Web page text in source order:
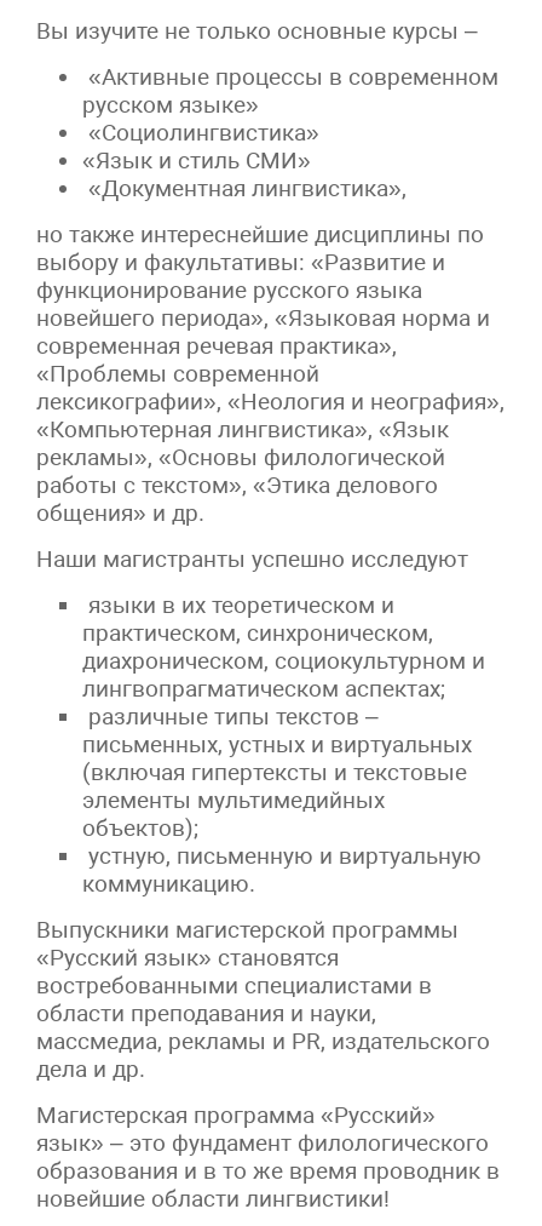
Вы изучите не только основные курсы –
«Активные процессы в современном
русском языке»
«Социолингвистика»
«Язык и стиль СМИ»
«Документная лингвистика»,
но также интереснейшие дисциплины по
выбору и факультативы: «Развитие и
функционирование русского языка
новейшего периода», «Языковая норма и
современная речевая практика»,
«Проблемы современной
лексикографии», «Неология и неография»,
«Компьютерная лингвистика», «Язык
рекламы», «Основы филологической
работы с текстом», «Этика делового
общения» и др.
Наши магистранты успешно исследуют
языки в их теоретическом и
практическом, синхроническом,
диахроническом, социокультурном и
лингвопрагматическом аспектах;
различные типы текстов –
письменных, устных и виртуальных
(включая гипертексты и текстовые
элементы мультимедийных
объектов);
устную, письменную и виртуальную
коммуникацию.
Выпускники магистерской программы
«Русский язык» становятся
востребованными специалистами в
области преподавания и науки,
массмедиа, рекламы и PR, издательского
дела и др.
Магистерская программа «Русский»
язык» – это фундамент филологического
образования и в то же время проводник в
новейшие области лингвистики!